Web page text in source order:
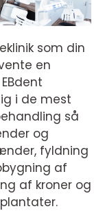
som din
en
i de mest
så
og
fyldning
af
af kroner og